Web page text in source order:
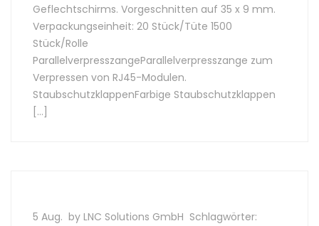
Geflechtschirms. Vorgeschnitten auf 35 x 9 mm.
Verpackungseinheit: 20 Stück/Tüte 1500
Stück/Rolle
ParallelverpresszangeParallelverpresszange zum
Verpressen von RJ45-Modulen.
StaubschutzklappenFarbige Staubschutzklappen
[…]
5 Aug. by LNC Solutions GmbH Schlagwörter: